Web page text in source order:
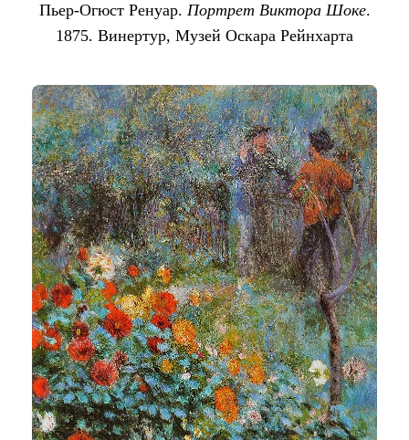
Пьер-Огюст Ренуар. Портрет Виктора Шоке.
1875. Винертур, Музей Оскара Рейнхарта